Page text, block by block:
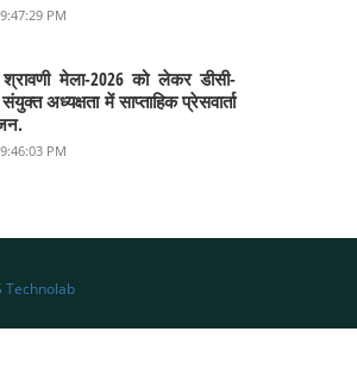
PM
मेला-2026 को लेकर डीसी-
अध्यक्षता में साप्ताहिक प्रेसवार्ता
PM
Technolab